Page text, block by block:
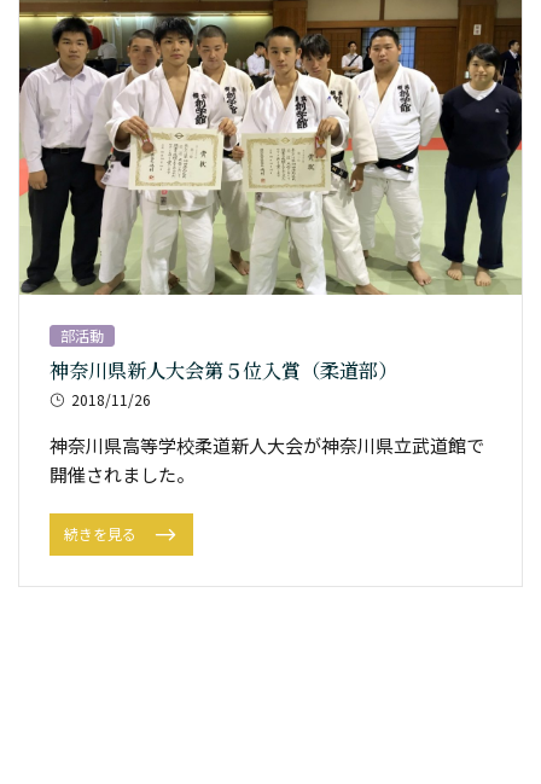
部活動
神奈川県新人大会第５位入賞（柔道部）
2018/11/26
神奈川県高等学校柔道新人大会が神奈川県立武道館で
開催されました。
続きを見る